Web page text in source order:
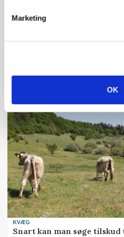
Marketing
OK
Folketinget behandler ny
Loading...
KVÆG
Snart kan man søge